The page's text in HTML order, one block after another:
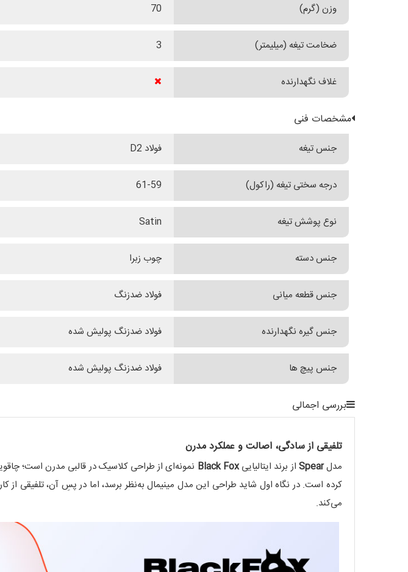
وزن (گرم) 70
ضخامت تیغه (میلیمتر) 3
غلاف نگهدارنده
مشخصات فنی
جنس تیغه فولاد D2
درجه سختی تیغه (راکول) 61-59
نوع پوشش تیغه Satin
جنس دسته چوب زبرا
جنس قطعه میانی فولاد ضدزنگ
جنس گیره نگهدارنده فولاد ضدزنگ پولیش شده
جنس پیچ ها فولاد ضدزنگ پولیش شده
بررسی اجمالی
تلفیقی از سادگی، اصالت و عملکرد مدرن
مدلSpear از برند ایتالیاییBlack Fox نمونه‌ای از طراحی کلاسیک در قالبی مدرن است؛
کرده است. در نگاه اول شاید طراحی این مدل مینیمال به‌نظر برسد، اما در پسِ آن، تلفیقی
می‌کند.